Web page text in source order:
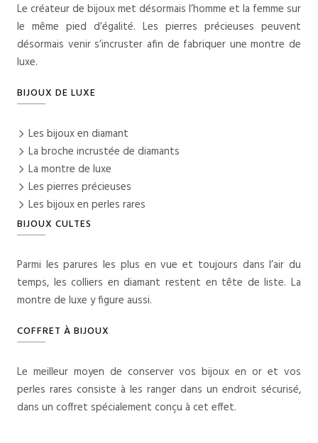
Le créateur de bijoux met désormais l’homme et la femme sur
le même pied d’égalité. Les pierres précieuses peuvent
désormais venir s’incruster afin de fabriquer une montre de
luxe.
BIJOUX DE LUXE
Les bijoux en diamant
La broche incrustée de diamants
La montre de luxe
Les pierres précieuses
Les bijoux en perles rares
BIJOUX CULTES
Parmi les parures les plus en vue et toujours dans l’air du
temps, les colliers en diamant restent en tête de liste. La
montre de luxe y figure aussi.
COFFRET À BIJOUX
Le meilleur moyen de conserver vos bijoux en or et vos
perles rares consiste à les ranger dans un endroit sécurisé,
dans un coffret spécialement conçu à cet effet.